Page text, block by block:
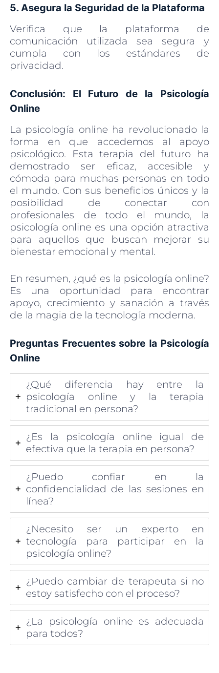
5. Asegura la Seguridad de la Plataforma
Verifica que la plataforma de
comunicación utilizada sea segura y
cumpla con los estándares de
privacidad.
Conclusión: El Futuro de la Psicología
Online
La psicología online ha revolucionado la
forma en que accedemos al apoyo
psicológico. Esta terapia del futuro ha
demostrado ser eficaz, accesible y
cómoda para muchas personas en todo
el mundo. Con sus beneficios únicos y la
posibilidad de conectar con
profesionales de todo el mundo, la
psicología online es una opción atractiva
para aquellos que buscan mejorar su
bienestar emocional y mental.
En resumen, ¿qué es la psicología online?
Es una oportunidad para encontrar
apoyo, crecimiento y sanación a través
de la magia de la tecnología moderna.
Preguntas Frecuentes sobre la Psicología
Online
¿Qué diferencia hay entre la
psicología online y la terapia
tradicional en persona?
¿Es la psicología online igual de
efectiva que la terapia en persona?
¿Puedo confiar en la
confidencialidad de las sesiones en
línea?
¿Necesito ser un experto en
tecnología para participar en la
psicología online?
¿Puedo cambiar de terapeuta si no
estoy satisfecho con el proceso?
¿La psicología online es adecuada
para todos?